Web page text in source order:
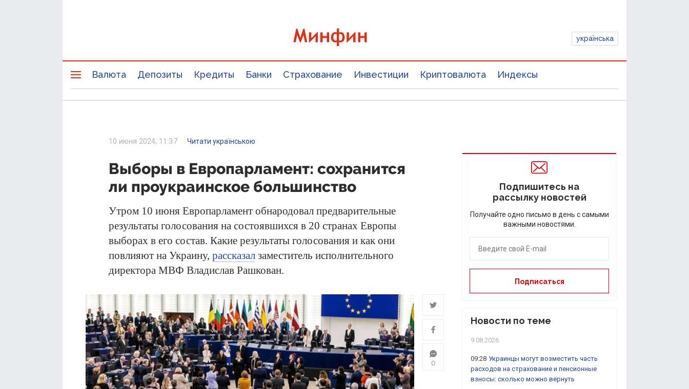
українська
Валюта Депозиты Кредиты Банки Страхование Инвестиции Криптовалюта Индексы
10 июня 2024, 11:37 Читати українською
Выборы в Европарламент: сохранится
ли проукраинское большинство
Утром 10 июня Европарламент обнародовал предварительные
результаты голосования на состоявшихся в 20 странах Европы
выборах в его состав. Какие результаты голосования и как они
повлияют на Украину, рассказал заместитель исполнительного
директора МВФ Владислав Рашкован.
0
Подпишитесь на
рассылку новостей
Получайте одно письмо в день с самыми
важными новостями.
Новости по теме
9.08.2026
09:28 Украинцы могут возместить часть
расходов на страхование и пенсионные
взносы: сколько можно вернуть